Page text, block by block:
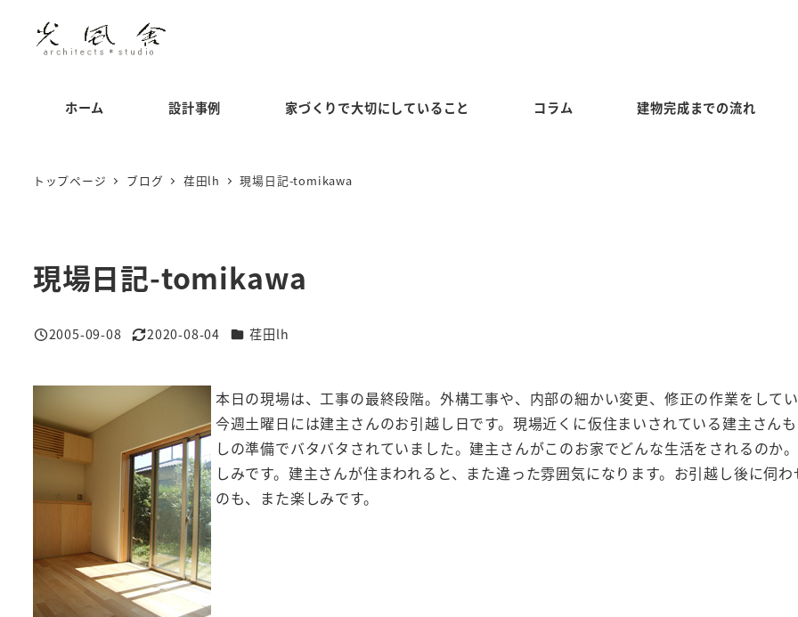
ホーム 設計事例 家づくりで大切にしていること コラム 建物完成までの流れ
トップページ ブログ 荏田lh 現場日記-tomikawa
現場日記-tomikawa
投稿日
2005-09-08
更新日
2020-08-04 カテゴリー
荏田lh
本日の現場は、工事の最終段階。外構工事や、内部の細かい変更、修正の作業をしてい
今週土曜日には建主さんのお引越し日です。現場近くに仮住まいされている建主さん
しの準備でバタバタされていました。建主さんがこのお家でどんな生活をされるのか
しみです。建主さんが住まわれると、また違った雰囲気になります。お引越し後に伺わ
のも、また楽しみです。